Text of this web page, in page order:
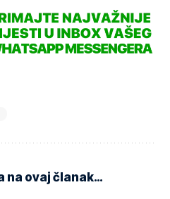
na ovaj članak…